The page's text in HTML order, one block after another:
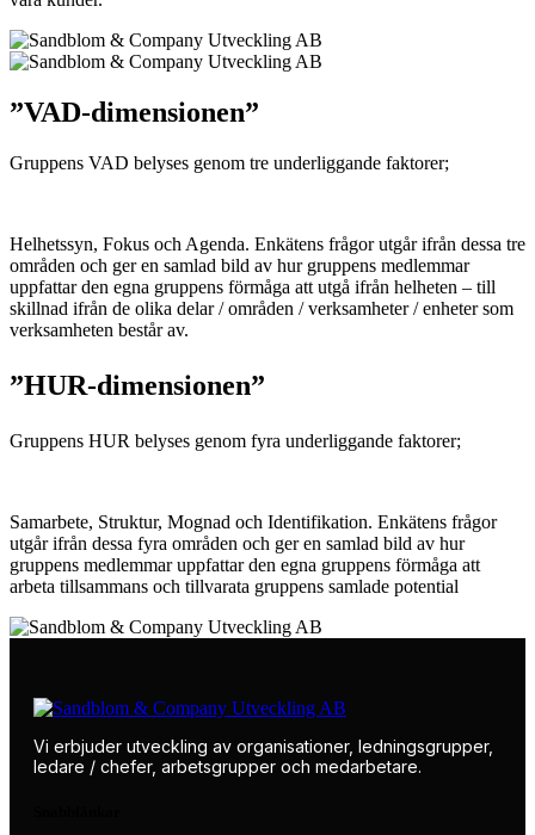
”VAD-dimensionen”
Gruppens VAD belyses genom tre underliggande faktorer;
Helhetssyn, Fokus och Agenda. Enkätens frågor utgår ifrån dessa tre
områden och ger en samlad bild av hur gruppens medlemmar
uppfattar den egna gruppens förmåga att utgå ifrån helheten – till
skillnad ifrån de olika delar / områden / verksamheter / enheter som
verksamheten består av.
”HUR-dimensionen”
Gruppens HUR belyses genom fyra underliggande faktorer;
Samarbete, Struktur, Mognad och Identifikation. Enkätens frågor
utgår ifrån dessa fyra områden och ger en samlad bild av hur
gruppens medlemmar uppfattar den egna gruppens förmåga att
arbeta tillsammans och tillvarata gruppens samlade potential
Vi erbjuder utveckling av organisationer, ledningsgrupper,
ledare / chefer, arbetsgrupper och medarbetare.